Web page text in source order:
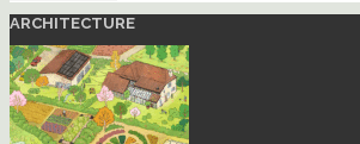
ARCHITECTURE